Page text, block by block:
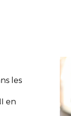
les
en